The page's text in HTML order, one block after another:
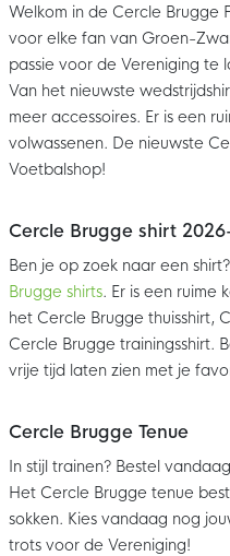
Welkom in de Cercle Brugge
voor elke fan van Groen-
passie voor de Vereniging te
Van het nieuwste
meer accessoires. Er is een
volwassenen. De nieuwste
Voetbalshop!
Cercle Brugge shirt
Ben je op zoek naar een
Brugge shirts. Er is een ruime
het Cercle Brugge thuisshirt,
Cercle Brugge trainingsshirt.
vrije tijd laten zien met je
Cercle Brugge Tenue
In stijl trainen? Bestel
Het Cercle Brugge tenue
sokken. Kies vandaag nog
trots voor de Vereniging!